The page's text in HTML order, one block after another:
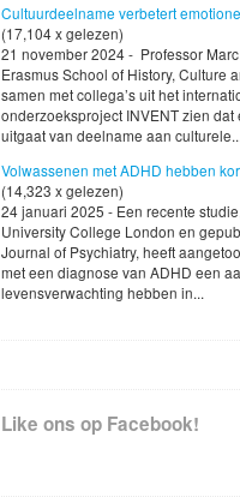
Cultuurdeelname verbetert
(17,104 x gelezen)
21 november 2024 - Professor
Erasmus School of History, Culture
samen met collega’s uit het
onderzoeksproject INVENT zien dat
uitgaat van deelname aan culturele...
Volwassenen met ADHD hebben
(14,323 x gelezen)
24 januari 2025 - Een recente
University College London en
Journal of Psychiatry, heeft
met een diagnose van ADHD een
levensverwachting hebben in...
Like ons op Facebook!